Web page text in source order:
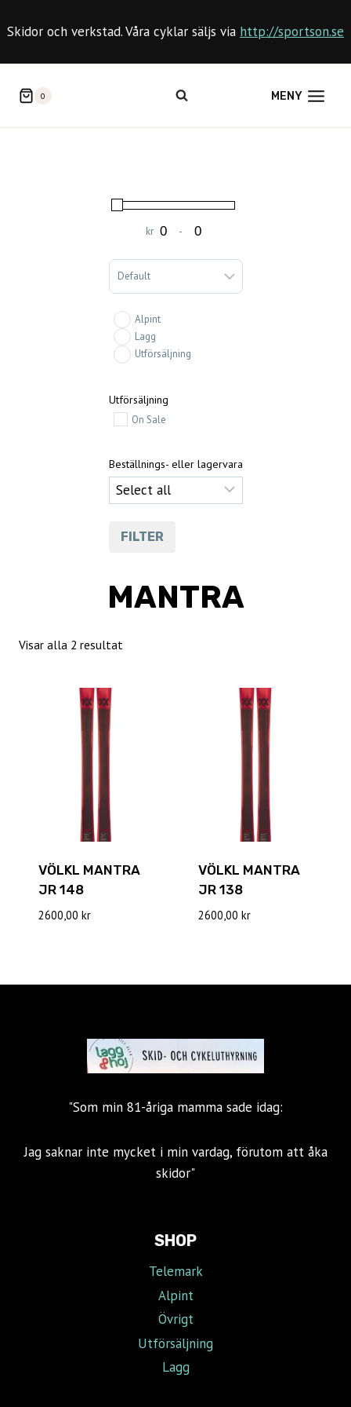
toSkidor och verkstad. Våra cyklar säljs via http://sportson.se
0 MENY
MANTRA
Visar alla 2 resultat
VÖLKL MANTRA
JR 148
2600,00 kr
VÖLKL MANTRA
JR 138
2600,00 kr
kr -
Sort Products
Alpint
Lagg
Utförsäljning
Utförsäljning
On Sale
Beställnings- eller lagervara
FILTER
"Som min 81-åriga mamma sade idag:
Jag saknar inte mycket i min vardag, förutom att åka
skidor"
SHOP
Telemark
Alpint
Övrigt
Utförsäljning
Lagg